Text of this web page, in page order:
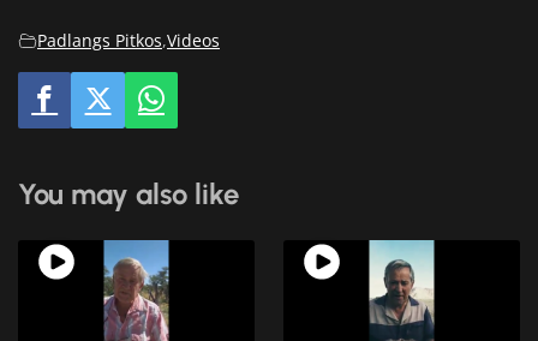
Padlangs Pitkos,Videos
You may also like